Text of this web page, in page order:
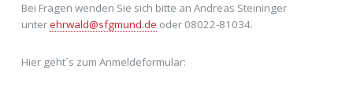
Bei Fragen wenden Sie sich bitte an Andreas Steininger
unterehrwald@sfgmund.de oder 08022-81034.
Hier geht´s zum Anmeldeformular: